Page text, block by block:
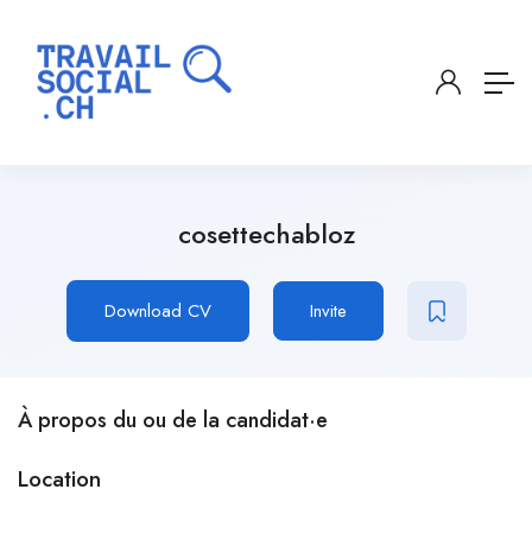
cosettechabloz
Download CV Invite
À propos du ou de la candidat·e
Location